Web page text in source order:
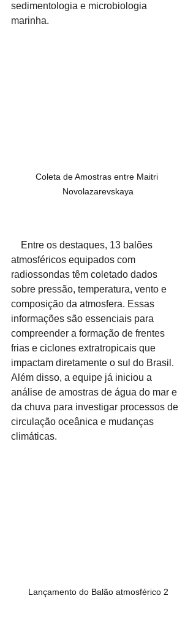
sedimentologia e microbiologia
marinha.
Coleta de Amostras entre Maitri
Novolazarevskaya
Entre os destaques, 13 balões
atmosféricos equipados com
radiossondas têm coletado dados
sobre pressão, temperatura, vento e
composição da atmosfera. Essas
informações são essenciais para
compreender a formação de frentes
frias e ciclones extratropicais que
impactam diretamente o sul do Brasil.
Além disso, a equipe já iniciou a
análise de amostras de água do mar e
da chuva para investigar processos de
circulação oceânica e mudanças
climáticas.
Lançamento do Balão atmosférico 2